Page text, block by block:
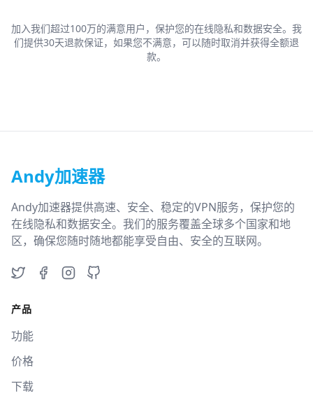
加入我们超过100万的满意用户，保护您的在线隐私和数据安全。我
们提供30天退款保证，如果您不满意，可以随时取消并获得全额退
款。
Andy加速器
Andy加速器提供高速、安全、稳定的VPN服务，保护您的
在线隐私和数据安全。我们的服务覆盖全球多个国家和地
区，确保您随时随地都能享受自由、安全的互联网。
TwitterFacebookInstagram
GitHub
产品
功能
价格
下载